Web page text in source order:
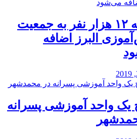
️سالانه ۱۲ هزار نفر به جمعیت
البرز اضافه
یک واحد آموزشی پسرانه